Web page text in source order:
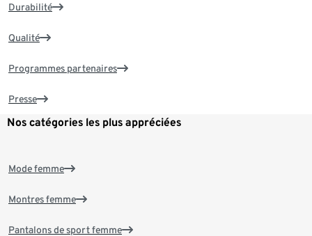
Durabilité
Qualité
Programmes partenaires
Presse
Nos catégories les plus appréciées
Mode femme
Montres femme
Pantalons de sport femme